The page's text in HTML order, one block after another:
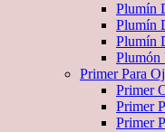
Plumín
Plumín
Plumín
Plumón
Primer Para
Primer
Primer
Primer